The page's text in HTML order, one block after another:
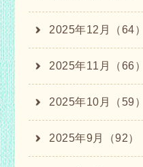
2025年12月（64）
2025年11月（66）
2025年10月（59）
2025年9月（92）